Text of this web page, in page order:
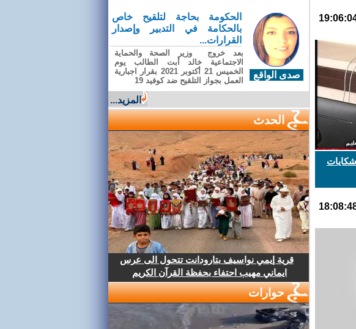
صدى الواقع
الحكومة بحاجة لتلقيح خاص
بالحكامة في التدبير وإصدار
القرارات...
بعد خروج وزير الصحة والحماية
الاجتماعية خالد أبت الطالب يوم
الخميس 21 أكتوبر 2021 بقرار اجبارية
العمل بجواز التلقيح ضد كوفيد 19
المزيد...
الحدث
قرية إيمي نواسيف بتارودانت تتحول الى عرس
ايماني مهيب احتفاء بحفظة القرآن الكريم
حوارات